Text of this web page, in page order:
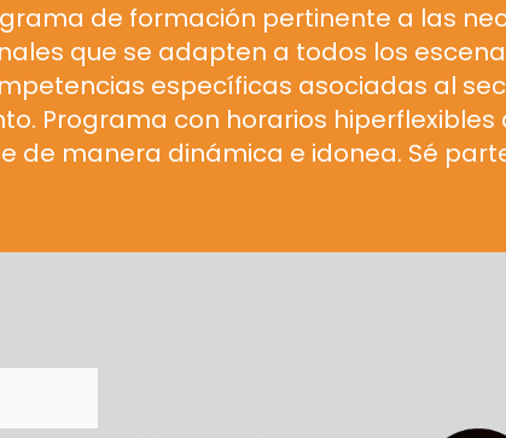
de formación pertinente a las
que se adapten a todos los
específicas asociadas al
Programa con horarios hiperflexibles
de manera dinámica e idonea. Sé